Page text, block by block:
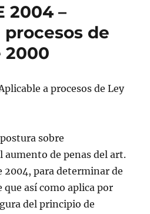
2004 –
de
2000
a procesos de Ley
sobre
aumento de penas del art.
2004, para determinar de
que así como aplica por
del principio de